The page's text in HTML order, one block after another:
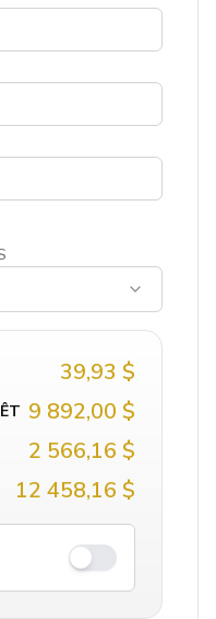
39,93 $
9 892,00 $
2 566,16 $
12 458,16 $